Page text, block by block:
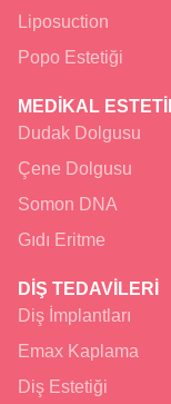
Liposuction
Popo Estetiği
MEDİKAL
Dudak Dolgusu
Çene Dolgusu
Somon DNA
Gıdı Eritme
DİŞ TEDAVİLERİ
Diş İmplantları
Emax Kaplama
Diş Estetiği